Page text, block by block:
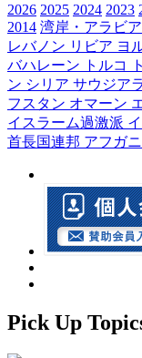
2026 2025 2024 2023
2014 湾岸・アラビ
レバノン リビア ヨ
バハレーン
トルコ
ン シリア サウジア
フスタン オマーン
イスラーム過激派
首長国連邦 アフガ
Pick Up